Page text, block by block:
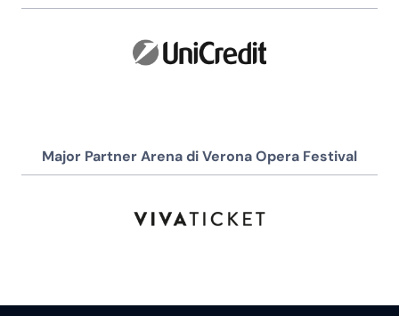
Major Partner Arena di Verona Opera Festival